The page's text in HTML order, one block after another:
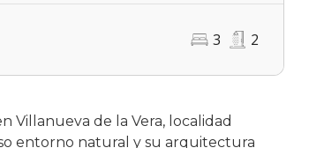
3 2
Villanueva de la Vera, localidad
entorno natural y su arquitectura